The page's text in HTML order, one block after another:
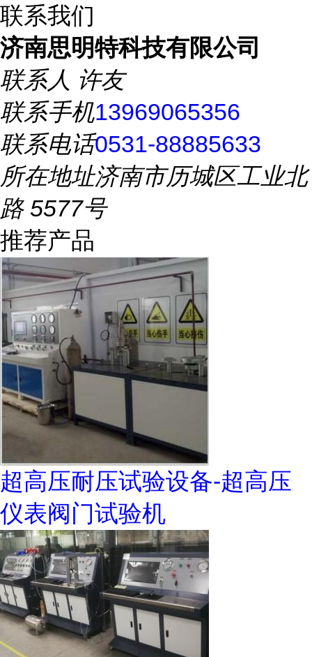
联系我们
济南思明特科技有限公司
联系人 许友
联系手机13969065356
联系电话0531-88885633
所在地址济南市历城区工业北
路 5577号
推荐产品
超高压耐压试验设备-超高压
仪表阀门试验机